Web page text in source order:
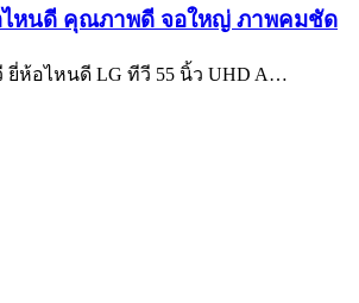
ไหนดี คุณภาพดี จอใหญ่ ภาพคมชัด
ยี่ห้อไหนดี LG ทีวี 55 นิ้ว UHD A…